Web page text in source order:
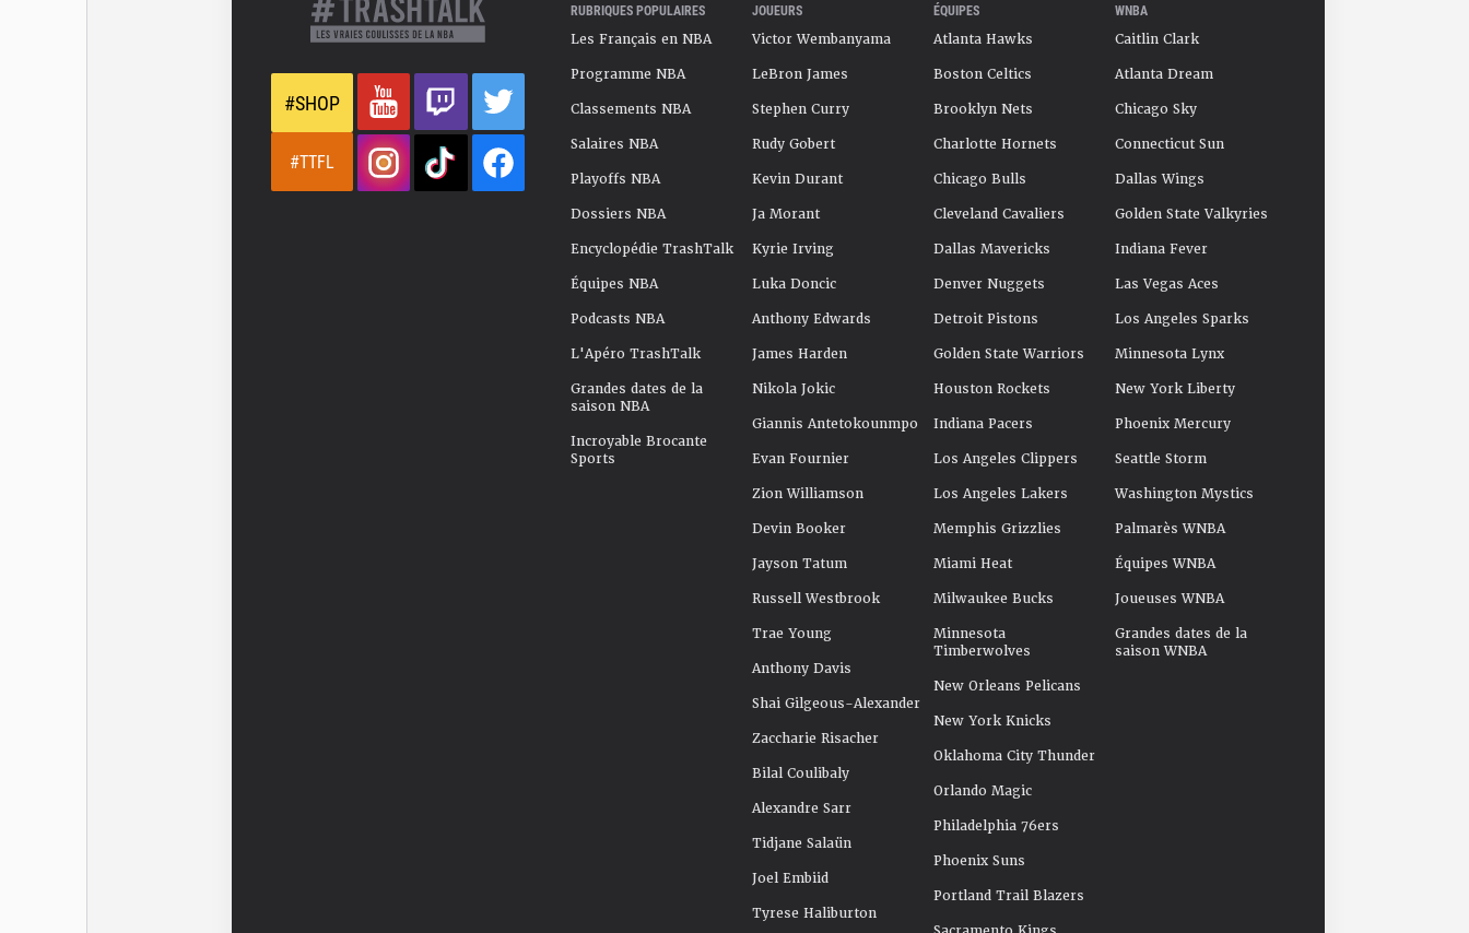
#SHOP
#TTFL
RUBRIQUES POPULAIRES
Les Français en NBA
Programme NBA
Classements NBA
Salaires NBA
Playoffs NBA
Dossiers NBA
Encyclopédie TrashTalk
Équipes NBA
Podcasts NBA
L'Apéro TrashTalk
Grandes dates de la
saison NBA
Incroyable Brocante
Sports
JOUEURS
Victor Wembanyama
LeBron James
Stephen Curry
Rudy Gobert
Kevin Durant
Ja Morant
Kyrie Irving
Luka Doncic
Anthony Edwards
James Harden
Nikola Jokic
Giannis Antetokounmpo
Evan Fournier
Zion Williamson
Devin Booker
Jayson Tatum
Russell Westbrook
Trae Young
Anthony Davis
Shai Gilgeous-Alexander
Zaccharie Risacher
Bilal Coulibaly
Alexandre Sarr
Tidjane Salaün
Joel Embiid
Tyrese Haliburton
ÉQUIPES
Atlanta Hawks
Boston Celtics
Brooklyn Nets
Charlotte Hornets
Chicago Bulls
Cleveland Cavaliers
Dallas Mavericks
Denver Nuggets
Detroit Pistons
Golden State Warriors
Houston Rockets
Indiana Pacers
Los Angeles Clippers
Los Angeles Lakers
Memphis Grizzlies
Miami Heat
Milwaukee Bucks
Minnesota
Timberwolves
New Orleans Pelicans
New York Knicks
Oklahoma City Thunder
Orlando Magic
Philadelphia 76ers
Phoenix Suns
Portland Trail Blazers
WNBA
Caitlin Clark
Atlanta Dream
Chicago Sky
Connecticut Sun
Dallas Wings
Golden State Valkyries
Indiana Fever
Las Vegas Aces
Los Angeles Sparks
Minnesota Lynx
New York Liberty
Phoenix Mercury
Seattle Storm
Washington Mystics
Palmarès WNBA
Équipes WNBA
Joueuses WNBA
Grandes dates de la
saison WNBA